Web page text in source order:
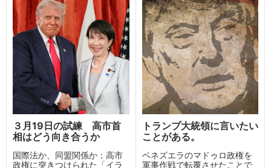
３月19日の試練 高市首
相はどう向き合うか
国際法か、同盟関係か：高市
政権に突きつけられた「イラ
トランプ大統領に言いたい
ことがある。
ベネズエラのマドゥロ政権を
軍事作戦で転覆させたことで